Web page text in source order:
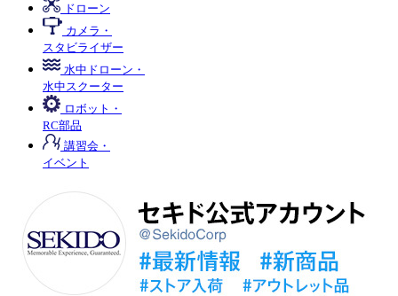
ドローン
カメラ・
スタビライザー
水中ドローン・
水中スクーター
ロボット・
RC部品
講習会・
イベント